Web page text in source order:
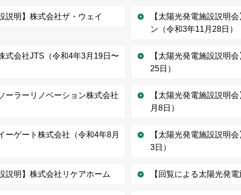
説明】株式会社ザ・ウェイ
【太陽光発電施設説明
ン（令和3年11月28日）
式会社JTS（令和4年3月19日〜
【太陽光発電施設説明
25日）
ーラーリノベーション株式会社
【太陽光発電施設説明
月8日）
ーゲート株式会社（令和4年8月
【太陽光発電施設説明
3日）
説明】株式会社リケアホーム 【回覧による太陽光発